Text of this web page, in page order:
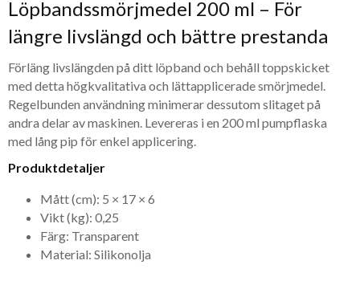
Löpbands­smörjmedel 200 ml – För
längre livslängd och bättre prestanda
Förläng livslängden på ditt löpband och behåll toppskicket
med detta högkvalitativa och lättapplicerade smörjmedel.
Regelbunden användning minimerar dessutom slitaget på
andra delar av maskinen. Levereras i en 200 ml pumpflaska
med lång pip för enkel applicering.
Produktdetaljer
Mått (cm): 5 × 17 × 6
Vikt (kg): 0,25
Färg: Transparent
Material: Silikonolja